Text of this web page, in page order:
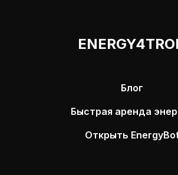
Блог
Быстрая аренда
Открыть